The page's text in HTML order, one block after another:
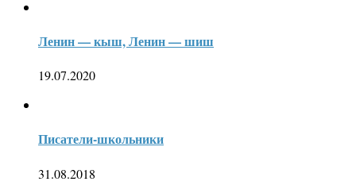
Ленин — кыш, Ленин — шиш
19.07.2020
Писатели-школьники
31.08.2018